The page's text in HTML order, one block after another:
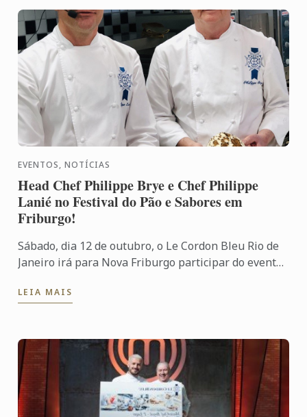
EVENTOS, NOTÍCIAS
Head Chef Philippe Brye e Chef Philippe
Lanié no Festival do Pão e Sabores em
Friburgo!
Sábado, dia 12 de outubro, o Le Cordon Bleu Rio de
Janeiro irá para Nova Friburgo participar do evento
especiais ...
LEIA MAIS